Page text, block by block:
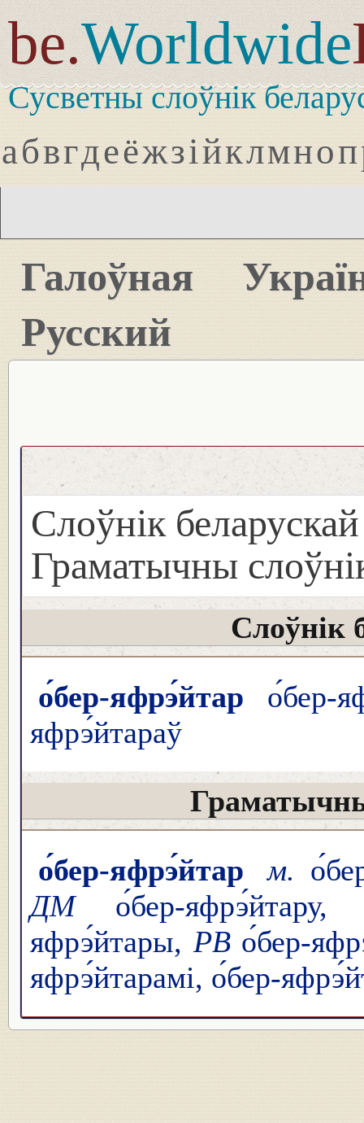
be.Worldwide
Сусветны слоўнік
абвгдеёжзійклмноп
Галоўная
Русский
Слоўнік
Граматычны
Слоўнік
о́бер-яфрэ́йтар
о́бер-
яфрэ́йтараў
о́бер-яфрэ́йтар м.
ДМо́бер-яфрэ́йтару,
яфрэ́йтары, РВо́бер-
яфрэ́йтарамі, о́бер-